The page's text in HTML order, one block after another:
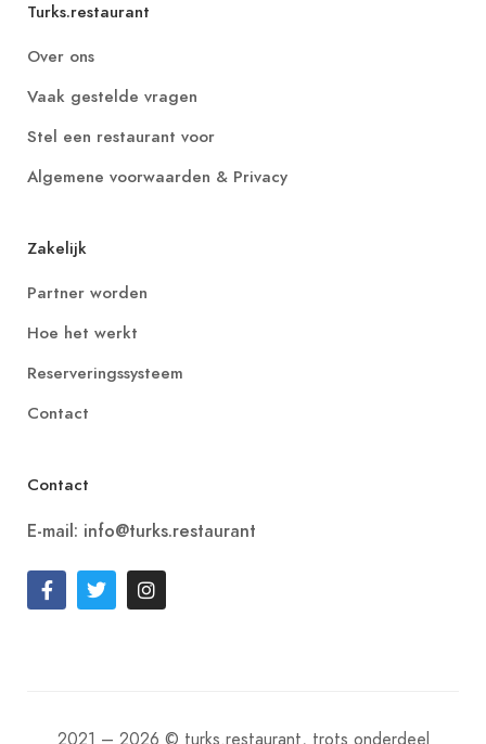
Turks.restaurant
Over ons
Vaak gestelde vragen
Stel een restaurant voor
Algemene voorwaarden & Privacy
Zakelijk
Partner worden
Hoe het werkt
Reserveringssysteem
Contact
Contact
E-mail: info@turks.restaurant